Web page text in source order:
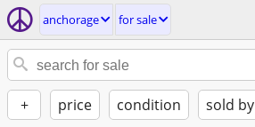
anchorage for sale
+ price condition sold by